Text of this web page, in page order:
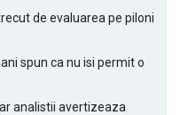
de evaluarea pe piloni
spun ca nu isi permit o
analistii avertizeaza